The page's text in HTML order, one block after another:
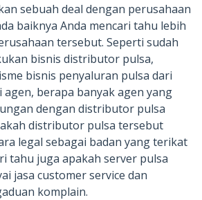
sebuah deal dengan perusahaan
baiknya Anda mencari tahu lebih
tersebut. Seperti sudah
bisnis distributor pulsa,
bisnis penyaluran pulsa dari
berapa banyak agen yang
dengan distributor pulsa
distributor pulsa tersebut
legal sebagai badan yang terikat
tahu juga apakah server pulsa
jasa customer service dan
komplain.